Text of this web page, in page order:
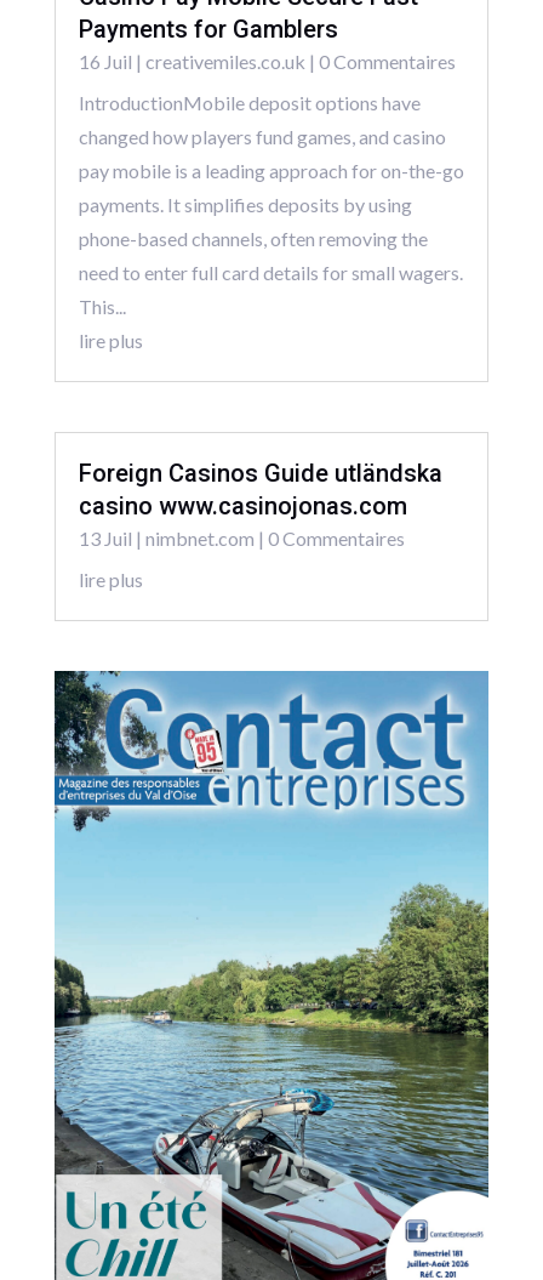
Payments for Gamblers
16 Juil | creativemiles.co.uk | 0 Commentaires
IntroductionMobile deposit options have
changed how players fund games, and casino
pay mobile is a leading approach for on-the-go
payments. It simplifies deposits by using
phone-based channels, often removing the
need to enter full card details for small wagers.
This...
lire plus
Foreign Casinos Guide utländska
casino www.casinojonas.com
13 Juil | nimbnet.com | 0 Commentaires
lire plus